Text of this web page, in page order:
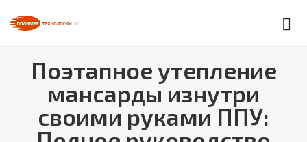
Поэтапное утепление
мансарды изнутри
своими руками ППУ: